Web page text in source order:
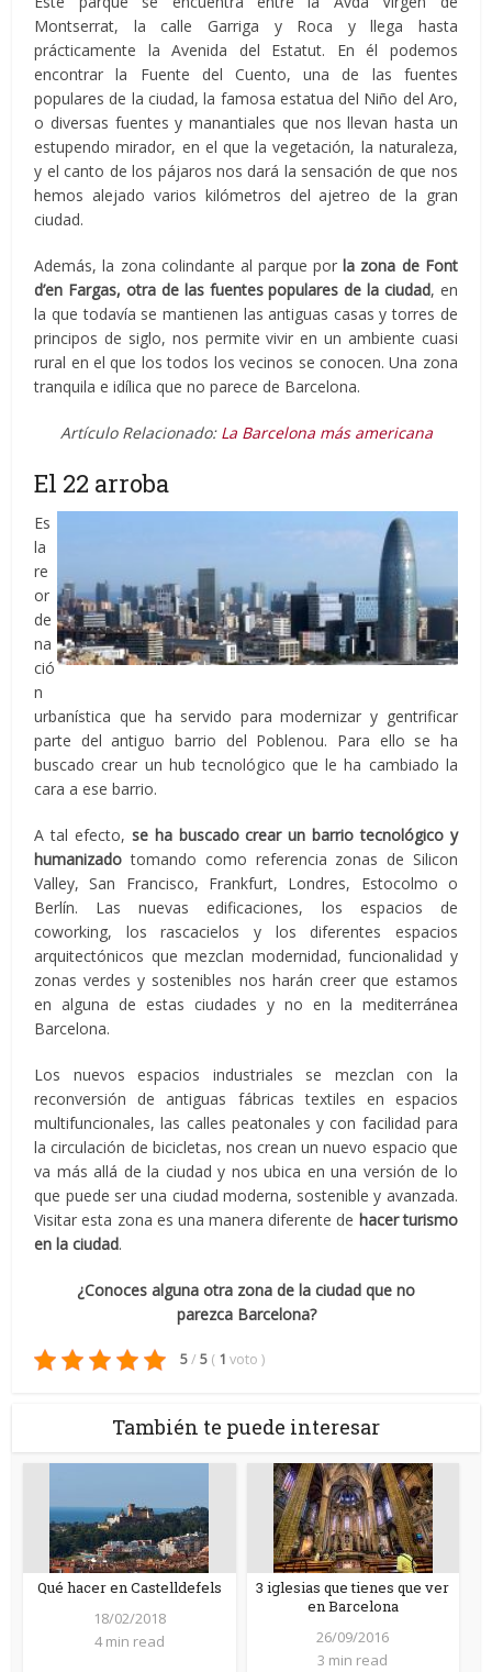
Montserrat, la calle Garriga y Roca y llega hasta
prácticamente la Avenida del Estatut. En él podemos
encontrar la Fuente del Cuento, una de las fuentes
populares de la ciudad, la famosa estatua del Niño del Aro,
o diversas fuentes y manantiales que nos llevan hasta un
estupendo mirador, en el que la vegetación, la naturaleza,
y el canto de los pájaros nos dará la sensación de que nos
hemos alejado varios kilómetros del ajetreo de la gran
ciudad.
Además, la zona colindante al parque porla zona de Font
d’en Fargas, otra de las fuentes populares de la ciudad, en
la que todavía se mantienen las antiguas casas y torres de
principos de siglo, nos permite vivir en un ambiente cuasi
rural en el que los todos los vecinos se conocen. Una zona
tranquila e idílica que no parece de Barcelona.
Artículo Relacionado: La Barcelona más americana
El 22 arroba
Es
la
re
or
de
na
ció
n
urbanística que ha servido para modernizar y gentrificar
parte del antiguo barrio del Poblenou. Para ello se ha
buscado crear un hub tecnológico que le ha cambiado la
cara a ese barrio.
A tal efecto, se ha buscado crear un barrio tecnológico y
humanizado tomando como referencia zonas de Silicon
Valley, San Francisco, Frankfurt, Londres, Estocolmo o
Berlín. Las nuevas edificaciones, los espacios de
coworking, los rascacielos y los diferentes espacios
arquitectónicos que mezclan modernidad, funcionalidad y
zonas verdes y sostenibles nos harán creer que estamos
en alguna de estas ciudades y no en la mediterránea
Barcelona.
Los nuevos espacios industriales se mezclan con la
reconversión de antiguas fábricas textiles en espacios
multifuncionales, las calles peatonales y con facilidad para
la circulación de bicicletas, nos crean un nuevo espacio que
va más allá de la ciudad y nos ubica en una versión de lo
que puede ser una ciudad moderna, sostenible y avanzada.
Visitar esta zona es una manera diferente de hacer turismo
en la ciudad.
¿Conoces alguna otra zona de la ciudad que no
parezca Barcelona?
5/ 5 ( 1 voto )
También te puede interesar
Qué hacer en Castelldefels
18/02/2018
4 min read
3 iglesias que tienes que ver
en Barcelona
26/09/2016
3 min read